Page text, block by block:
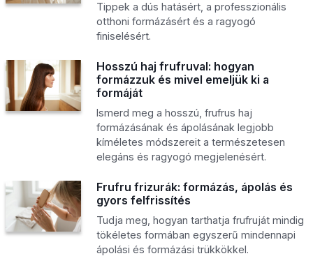
Tippek a dús hatásért, a professzionális
otthoni formázásért és a ragyogó
finiselésért.
Hosszú haj frufruval: hogyan
formázzuk és mivel emeljük ki a
formáját
Ismerd meg a hosszú, frufrus haj
formázásának és ápolásának legjobb
kíméletes módszereit a természetesen
elegáns és ragyogó megjelenésért.
Frufru frizurák: formázás, ápolás és
gyors felfrissítés
Tudja meg, hogyan tarthatja frufruját mindig
tökéletes formában egyszerű mindennapi
ápolási és formázási trükkökkel.